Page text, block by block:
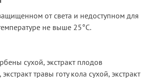
от света и недоступном для
не выше 25°С.
сухой, экстракт плодов
травы готу кола сухой, экстракт